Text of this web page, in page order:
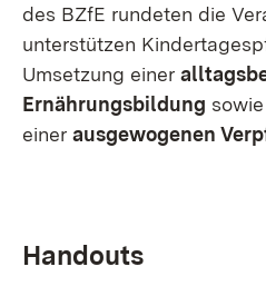
des BZfE rundeten die
unterstützen
Umsetzung einer
Ernährungsbildung
einer ausgewogenen
Handouts